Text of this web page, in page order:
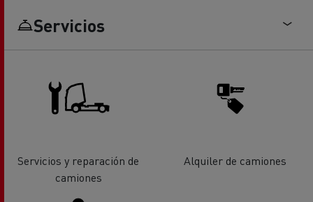
Servicios
Servicios y reparación de
camiones
Alquiler de camiones